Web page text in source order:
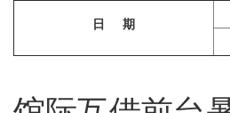
日 期